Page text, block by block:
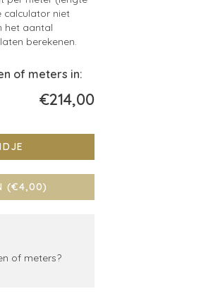
calculator niet
het aantal
berekenen.
of meters in:
€214,00
(€4,00)
of meters?